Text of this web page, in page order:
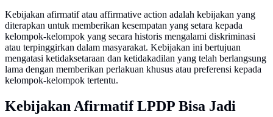
Kebijakan afirmatif atau affirmative action adalah kebijakan yang
diterapkan untuk memberikan kesempatan yang setara kepada
kelompok-kelompok yang secara historis mengalami diskriminasi
atau terpinggirkan dalam masyarakat. Kebijakan ini bertujuan
mengatasi ketidaksetaraan dan ketidakadilan yang telah berlangsung
lama dengan memberikan perlakuan khusus atau preferensi kepada
kelompok-kelompok tertentu.
Kebijakan Afirmatif LPDP Bisa Jadi